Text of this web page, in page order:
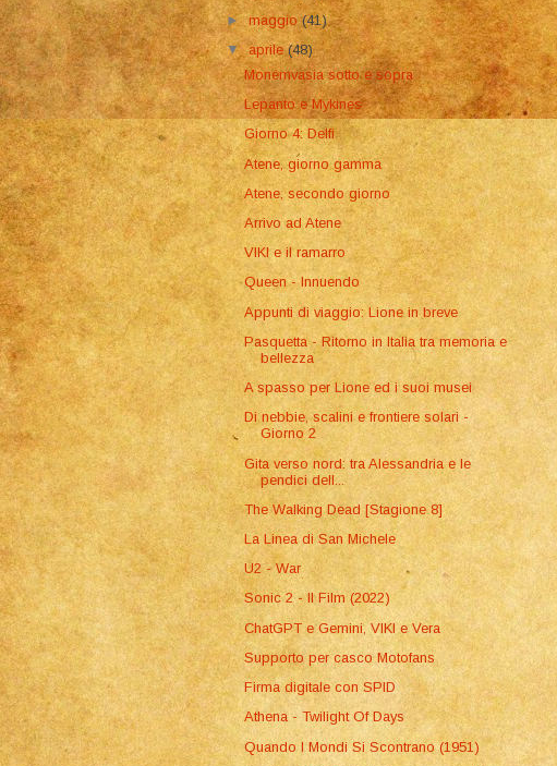
►maggio(41)
▼aprile(48)
Monemvasia sotto e sopra
Lepanto e Mykines
Giorno 4: Delfi
Atene, giorno gamma
Atene, secondo giorno
Arrivo ad Atene
VIKI e il ramarro
Queen - Innuendo
Appunti di viaggio: Lione in breve
Pasquetta - Ritorno in Italia tra memoria e
bellezza
A spasso per Lione ed i suoi musei
Di nebbie, scalini e frontiere solari -
Giorno 2
Gita verso nord: tra Alessandria e le
pendici dell...
The Walking Dead [Stagione 8]
La Linea di San Michele
U2 - War
Sonic 2 - Il Film (2022)
ChatGPT e Gemini, VIKI e Vera
Supporto per casco Motofans
Firma digitale con SPID
Athena - Twilight Of Days
Quando I Mondi Si Scontrano (1951)